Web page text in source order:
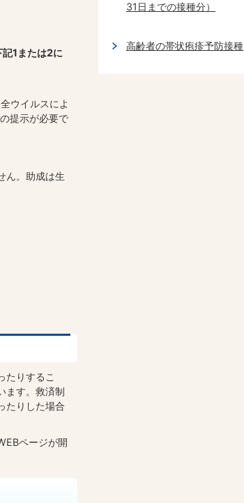
1または2に
ウイルスによ
提示が必要で
ん。助成は生
たりするこ
ます。救済制
たりした場合
ページが開
31日までの接種分）
高齢者の帯状疱疹予防接種